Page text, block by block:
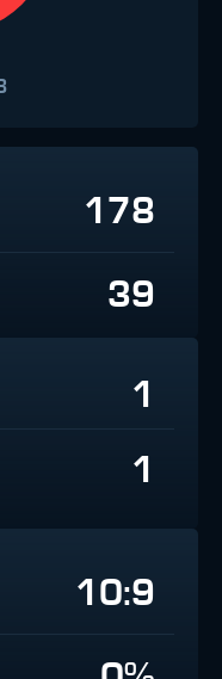
178
39
1
1
10:9